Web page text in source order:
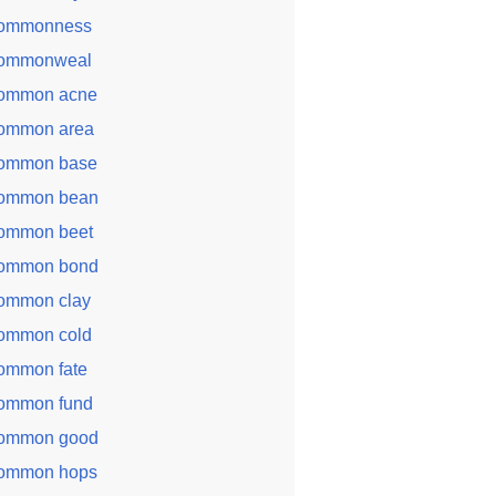
acne
area
base
bean
beet
bond
clay
cold
fate
fund
good
hops